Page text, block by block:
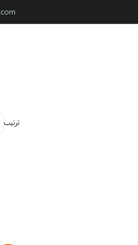
ترتيب